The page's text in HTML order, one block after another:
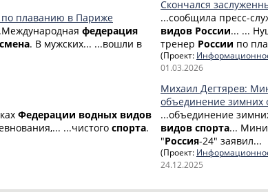
по плаванию в Париже
федерация
. В мужских... ...вошли в
Федерации водных видов
...чистого спорта.
Скончался
...сообщила пресс-
видов России... ...
тренер России по
(Проект:
01.03.2026
Михаил Дегтярев:
объединение зимних
...объединение
видов спорта...
"Россия-24" заявил...
(Проект:
24.12.2025